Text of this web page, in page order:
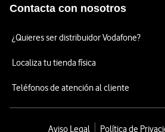
Contacta con nosotros
¿Quieres ser distribuidor Vodafone?
Localiza tu tienda física
Teléfonos de atención al cliente
Aviso Legal
Política de